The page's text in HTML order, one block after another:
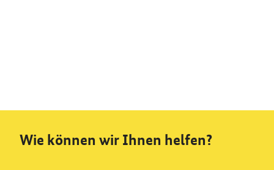
Wie können wir Ihnen helfen?